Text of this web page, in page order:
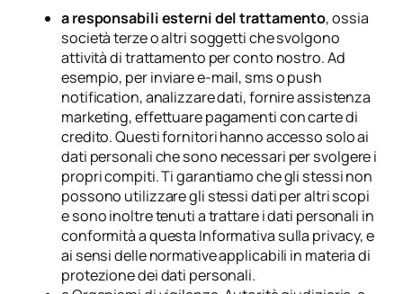
a responsabili esterni del trattamento, ossia
società terze o altri soggetti che svolgono
attività di trattamento per conto nostro. Ad
esempio, per inviare e-mail, sms o push
notification, analizzare dati, fornire assistenza
marketing, effettuare pagamenti con carte di
credito. Questi fornitori hanno accesso solo ai
dati personali che sono necessari per svolgere i
propri compiti. Ti garantiamo che gli stessi non
possono utilizzare gli stessi dati per altri scopi
e sono inoltre tenuti a trattare i dati personali in
conformità a questa Informativa sulla privacy, e
ai sensi delle normative applicabili in materia di
protezione dei dati personali.